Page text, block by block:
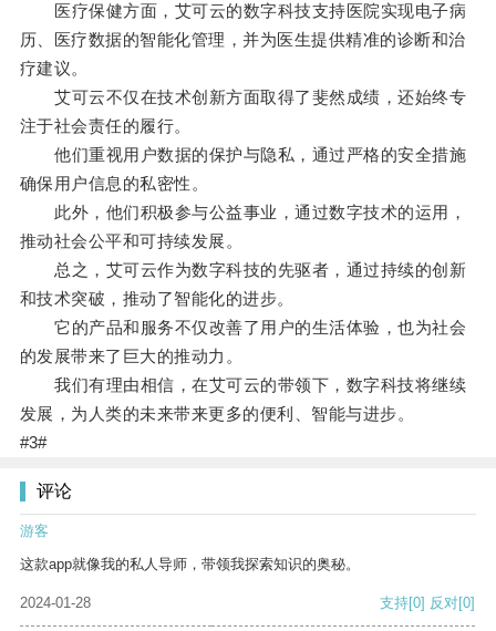
医疗保健方面，艾可云的数字科技支持医院实现电子病
历、医疗数据的智能化管理，并为医生提供精准的诊断和治
疗建议。
艾可云不仅在技术创新方面取得了斐然成绩，还始终专
注于社会责任的履行。
他们重视用户数据的保护与隐私，通过严格的安全措施
确保用户信息的私密性。
此外，他们积极参与公益事业，通过数字技术的运用，
推动社会公平和可持续发展。
总之，艾可云作为数字科技的先驱者，通过持续的创新
和技术突破，推动了智能化的进步。
它的产品和服务不仅改善了用户的生活体验，也为社会
的发展带来了巨大的推动力。
我们有理由相信，在艾可云的带领下，数字科技将继续
发展，为人类的未来带来更多的便利、智能与进步。
#3#
评论
游客
这款app就像我的私人导师，带领我探索知识的奥秘。
2024-01-28 支持[0] 反对[0]